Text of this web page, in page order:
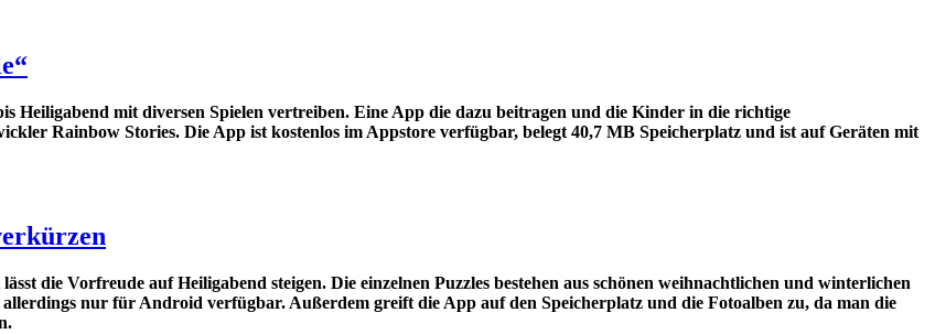
Heiligabend mit diversen Spielen vertreiben. Eine App die dazu beitragen und die Kinder in die richtige
Rainbow Stories. Die App ist kostenlos im Appstore verfügbar, belegt 40,7 MB Speicherplatz und ist auf Geräten mit
die Vorfreude auf Heiligabend steigen. Die einzelnen Puzzles bestehen aus schönen weihnachtlichen und winterlichen
nur für Android verfügbar. Außerdem greift die App auf den Speicherplatz und die Fotoalben zu, da man die